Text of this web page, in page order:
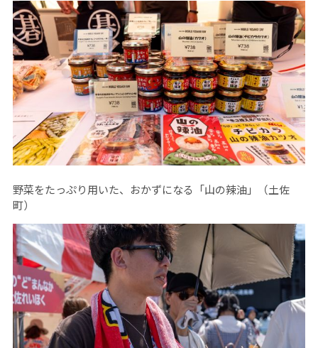
野菜をたっぷり用いた、おかずになる「山の辣油」（土佐
町）